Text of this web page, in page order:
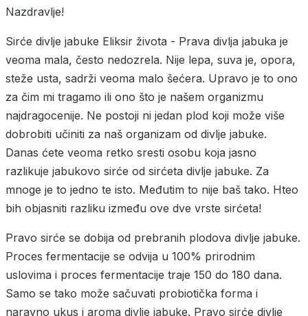
Nazdravlje!
Sirće divlje jabuke Eliksir života - Prava divlja jabuka je
veoma mala, često nedozrela. Nije lepa, suva je, opora,
steže usta, sadrži veoma malo šećera. Upravo je to ono
za čim mi tragamo ili ono što je našem organizmu
najdragocenije. Ne postoji ni jedan plod koji može više
dobrobiti učiniti za naš organizam od divlje jabuke.
Danas ćete veoma retko sresti osobu koja jasno
razlikuje jabukovo sirće od sirćeta divlje jabuke. Za
mnoge je to jedno te isto. Međutim to nije baš tako. Hteo
bih objasniti razliku između ove dve vrste sirćeta!
Pravo sirće se dobija od prebranih plodova divlje jabuke.
Proces fermentacije se odvija u 100% prirodnim
uslovima i proces fermentacije traje 150 do 180 dana.
Samo se tako može sačuvati probiotička forma i
naravno ukus i aroma divlje jabuke. Pravo sirće divlje